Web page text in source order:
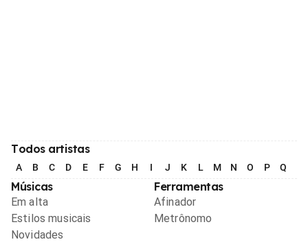
Todos artistas
A B C D E F G H I J K L M N O P Q
Músicas
Em alta
Estilos musicais
Novidades
Ferramentas
Afinador
Metrônomo